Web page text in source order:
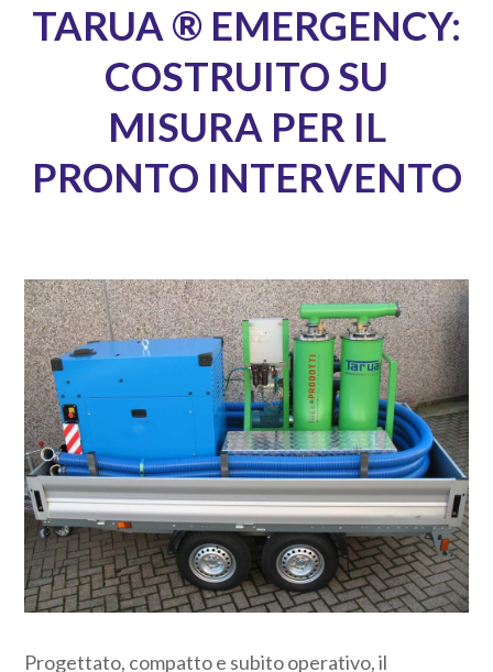
TARUA ® EMERGENCY:
COSTRUITO SU
MISURA PER IL
PRONTO INTERVENTO
Progettato, compatto e subito operativo, il